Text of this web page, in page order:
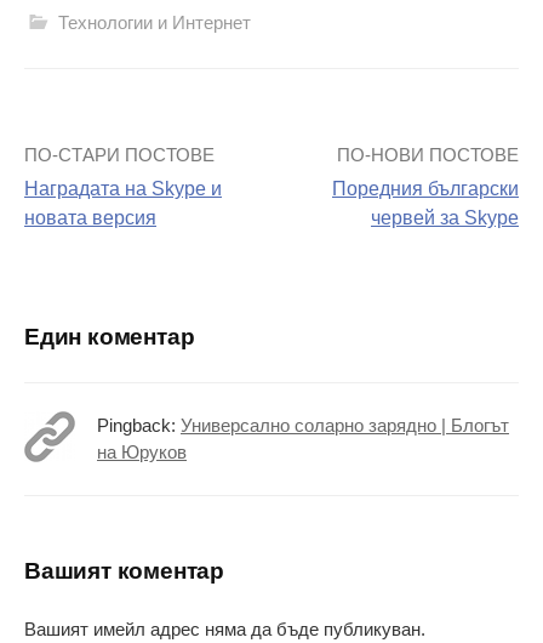
Технологии и Интернет
Навигация
на
ПО-СТАРИ ПОСТОВЕ
Наградата на Skype и
новата версия
ПО-НОВИ ПОСТОВЕ
Поредния български
червей за Skype
Един коментар
Pingback: Универсално соларно зарядно | Блогът
на Юруков
Вашият коментар
Вашият имейл адрес няма да бъде публикуван.